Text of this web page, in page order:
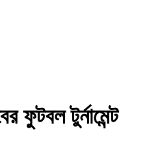
ফুটবল টুর্নামেন্ট